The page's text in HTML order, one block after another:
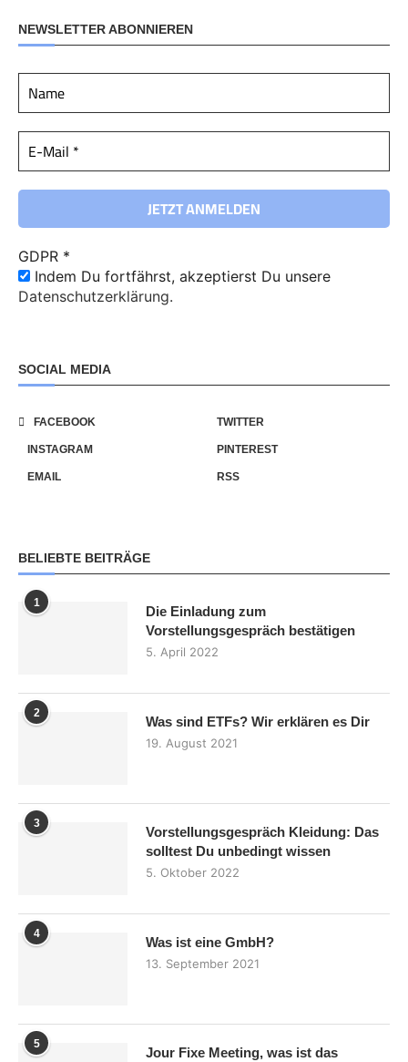
NEWSLETTER ABONNIEREN
GDPR *
Indem Du fortfährst, akzeptierst Du unsere
Datenschutzerklärung.
SOCIAL MEDIA
FACEBOOK TWITTER
INSTAGRAM PINTEREST
EMAIL RSS
BELIEBTE BEITRÄGE
1
Die Einladung zum
Vorstellungsgespräch bestätigen
5. April 2022
2
Was sind ETFs? Wir erklären es Dir
19. August 2021
3
Vorstellungsgespräch Kleidung: Das
solltest Du unbedingt wissen
5. Oktober 2022
4
Was ist eine GmbH?
13. September 2021
5
Jour Fixe Meeting, was ist das